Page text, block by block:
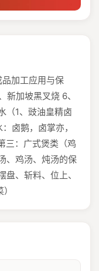
加工应用与保
加坡黑叉烧 6、
（1、豉油皇精卤
卤鹅，卤掌亦，
三：广式煲类（鸡
、鸡汤、炖汤的保
、斩料、位上、